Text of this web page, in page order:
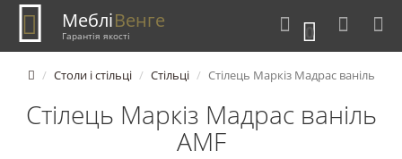
0
МебліВенге
Гарантія якості
Столи і стільці Стільці Стілець Маркіз Мадрас ваніль
Стілець Маркіз Мадрас ваніль
AMF